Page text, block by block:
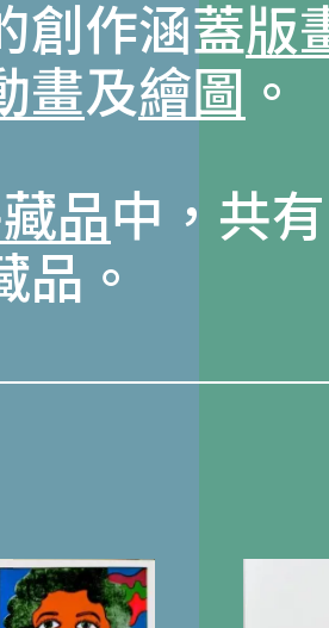
創作涵蓋版
畫及繪圖 。
品中，共
品。